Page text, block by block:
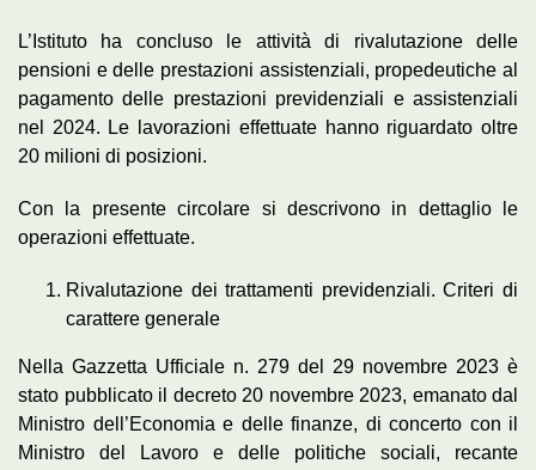
L’Istituto ha concluso le attività di rivalutazione delle
pensioni e delle prestazioni assistenziali, propedeutiche al
pagamento delle prestazioni previdenziali e assistenziali
nel 2024. Le lavorazioni effettuate hanno riguardato oltre
20 milioni di posizioni.
Con la presente circolare si descrivono in dettaglio le
operazioni effettuate.
Rivalutazione dei trattamenti previdenziali. Criteri di
carattere generale
Nella Gazzetta Ufficiale n. 279 del 29 novembre 2023 è
stato pubblicato il decreto 20 novembre 2023, emanato dal
Ministro dell’Economia e delle finanze, di concerto con il
Ministro del Lavoro e delle politiche sociali, recante